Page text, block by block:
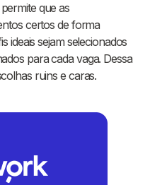
que as
certos de forma
ideais sejam selecionados
para cada vaga. Dessa
ruins e caras.